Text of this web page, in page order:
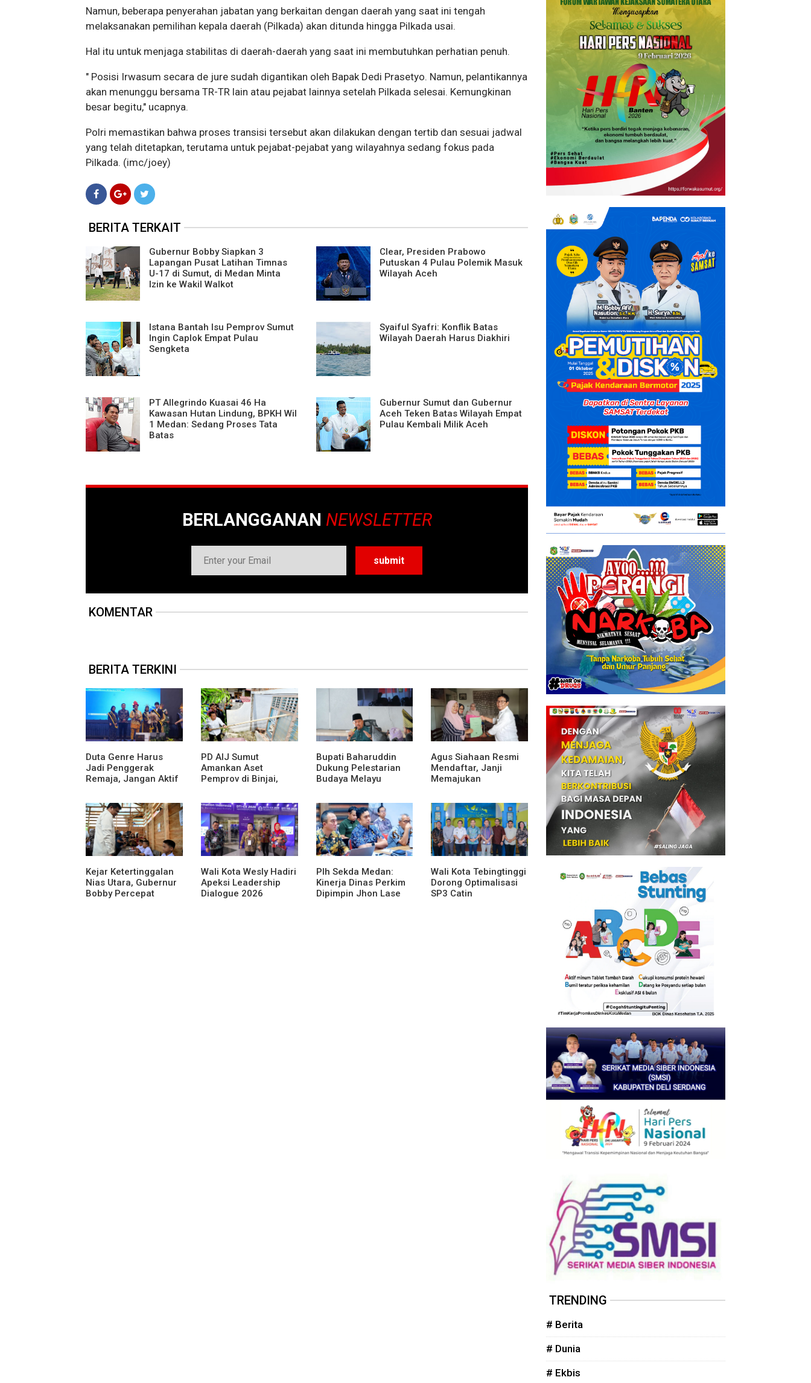
Namun, beberapa penyerahan jabatan yang berkaitan dengan daerah yang saat ini tengah
melaksanakan pemilihan kepala daerah (Pilkada) akan ditunda hingga Pilkada usai.
Hal itu untuk menjaga stabilitas di daerah-daerah yang saat ini membutuhkan perhatian penuh.
" Posisi Irwasum secara de jure sudah digantikan oleh Bapak Dedi Prasetyo. Namun, pelantikannya
akan menunggu bersama TR-TR lain atau pejabat lainnya setelah Pilkada selesai. Kemungkinan
besar begitu," ucapnya.
Polri memastikan bahwa proses transisi tersebut akan dilakukan dengan tertib dan sesuai jadwal
yang telah ditetapkan, terutama untuk pejabat-pejabat yang wilayahnya sedang fokus pada
Pilkada. (imc/joey)
BERITA TERKAIT
Gubernur Bobby Siapkan 3
Lapangan Pusat Latihan Timnas
U-17 di Sumut, di Medan Minta
Izin ke Wakil Walkot
Clear, Presiden Prabowo
Putuskan 4 Pulau Polemik Masuk
Wilayah Aceh
Istana Bantah Isu Pemprov Sumut
Ingin Caplok Empat Pulau
Sengketa
Syaiful Syafri: Konflik Batas
Wilayah Daerah Harus Diakhiri
PT Allegrindo Kuasai 46 Ha
Kawasan Hutan Lindung, BPKH Wil
1 Medan: Sedang Proses Tata
Batas
Gubernur Sumut dan Gubernur
Aceh Teken Batas Wilayah Empat
Pulau Kembali Milik Aceh
BERLANGGANAN NEWSLETTER
KOMENTAR
BERITA TERKINI
Duta Genre Harus
Jadi Penggerak
Remaja, Jangan Aktif
PD AIJ Sumut
Amankan Aset
Pemprov di Binjai,
Bioskop Ria
Dibongkar
Bupati Baharuddin
Dukung Pelestarian
Budaya Melayu
Bertanjak Jilid 7
Agus Siahaan Resmi
Mendaftar, Janji
Memajukan
Karya Tulis Se-Sumut
Kejar Ketertinggalan
Nias Utara, Gubernur
Bobby Percepat
Wali Kota Wesly Hadiri
Apeksi Leadership
Dialogue 2026
Plh Sekda Medan:
Kinerja Dinas Perkim
Dipimpin Jhon Lase
Wali Kota Tebingtinggi
Dorong Optimalisasi
SP3 Catin
TRENDING
# Berita
# Dunia
# Ekbis